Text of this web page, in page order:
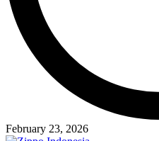
February 23, 2026